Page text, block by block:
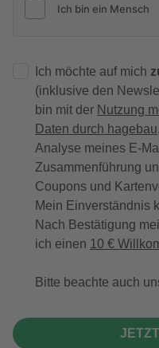
Ich möchte auf mich
(inklusive den
bin mit der Nutzung
Daten durch hagebau
Analyse meines E-
Zusammenführung
Coupons und
Mein Einverständnis
Nach Bestätigung
ich einen 10 €
Bitte beachte auch